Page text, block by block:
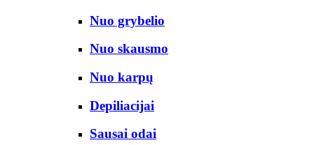
Nuo grybelio
Nuo skausmo
Nuo karpų
Depiliacijai
Sausai odai